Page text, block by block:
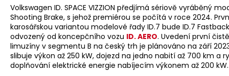
Volkswagen ID. SPACE VIZZION předjímá sériově vyráběný
Shooting Brake, s jehož premiérou se počítá v roce 2024.
karosářskou variantou modelové řady ID.7 bude ID.7 Fastback
odvozený od koncepčního vozu ID. AERO. Uvedení první
limuzíny v segmentu B na český trh je plánováno na září
slibuje výkon až 250 kW, dojezd na jedno nabití až 700 km a
doplňování elektrické energie nabíjecím výkonem až 200 kW.